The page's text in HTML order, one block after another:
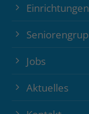
Einrichtungen
Jobs
Aktuelles